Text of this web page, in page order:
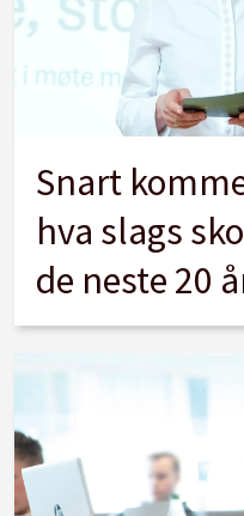
Snart
hva slags
de neste 20